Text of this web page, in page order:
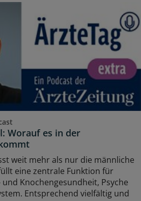
Worauf es in der
weit mehr als nur die männliche
eine zentrale Funktion für
Knochengesundheit, Psyche
Entsprechend vielfältig und